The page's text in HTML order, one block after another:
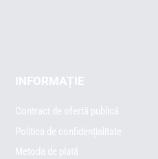
INFORMAȚIE
Contract de ofertă publică
Politica de confidențialitate
Metoda de plată